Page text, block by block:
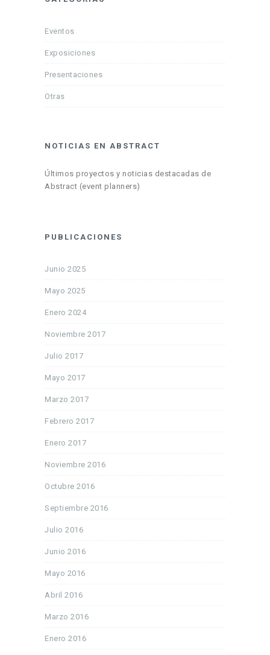
Eventos
Exposiciones
Presentaciones
Otras
NOTICIAS EN ABSTRACT
Últimos proyectos y noticias destacadas de
Abstract (event planners)
PUBLICACIONES
Junio 2025
Mayo 2025
Enero 2024
Noviembre 2017
Julio 2017
Mayo 2017
Marzo 2017
Febrero 2017
Enero 2017
Noviembre 2016
Octubre 2016
Septiembre 2016
Julio 2016
Junio 2016
Mayo 2016
Abril 2016
Marzo 2016
Enero 2016